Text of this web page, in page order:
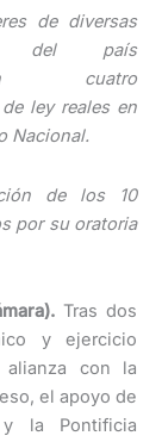
de diversas
del país
cuatro
ley reales en
Nacional.
ón de los 10
por su oratoria
Tras dos
y ejercicio
alianza con la
el apoyo de
la Pontificia